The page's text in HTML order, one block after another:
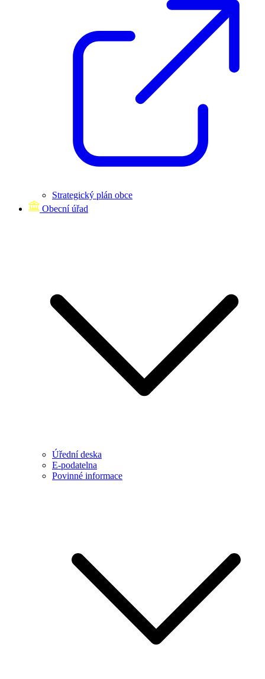
Strategický plán obce
Obecní úřad
Úřední deska
E-podatelna
Povinné informace